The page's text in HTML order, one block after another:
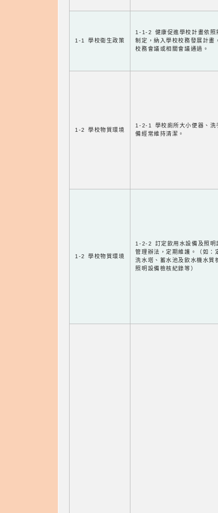
1-1 學校衛生政策
1-1-2 健康促進學校計畫依照
制定，納入學校校務發展計畫
校務會議或相關會議通過。
1-2 學校物質環境
1-2-1 學校廁所大小便器、洗
備經常維持清潔。
1-2 學校物質環境
1-2-2 訂定飲用水設備及照明
管理辦法，定期維護。（如：
洗水塔、蓄水池及飲水機水質
照明設備檢核紀錄等）